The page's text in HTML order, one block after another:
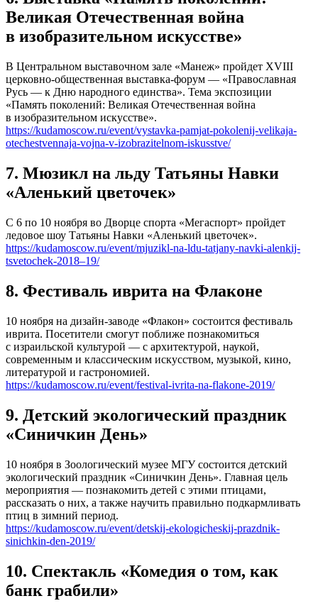
Великая Отечественная война
в изобразительном искусстве»
В Центральном выставочном зале «Манеж» пройдет XVIII
церковно-общественная выставка-форум ― «Православная
Русь ― к Дню народного единства». Тема экспозиции
«Память поколений: Великая Отечественная война
в изобразительном искусстве».
https://kudamoscow.ru/event/vystavka-pamjat-pokolenij-velikaja-
otechestvennaja-vojna-v-izobrazitelnom-iskusstve/
7. Мюзикл на льду Татьяны Навки
«Аленький цветочек»
С 6 по 10 ноября во Дворце спорта «Мегаспорт» пройдет
ледовое шоу Татьяны Навки «Аленький цветочек».
https://kudamoscow.ru/event/mjuzikl-na-ldu-tatjany-navki-alenkij-
tsvetochek-2018–19/
8. Фестиваль иврита на Флаконе
10 ноября на дизайн-заводе «Флакон» состоится фестиваль
иврита. Посетители смогут поближе познакомиться
с израильской культурой — с архитектурой, наукой,
современным и классическим искусством, музыкой, кино,
литературой и гастрономией.
https://kudamoscow.ru/event/festival-ivrita-na-flakone-2019/
9. Детский экологический праздник
«Синичкин День»
10 ноября в Зоологический музее МГУ состоится детский
экологический праздник «Синичкин День». Главная цель
мероприятия — познакомить детей с этими птицами,
рассказать о них, а также научить правильно подкармливать
птиц в зимний период.
https://kudamoscow.ru/event/detskij-ekologicheskij-prazdnik-
sinichkin-den-2019/
10. Спектакль «Комедия о том, как
банк грабили»